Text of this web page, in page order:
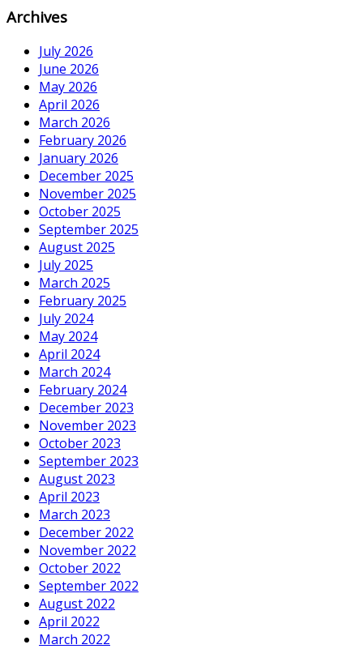
Archives
July 2026
June 2026
May 2026
April 2026
March 2026
February 2026
January 2026
December 2025
November 2025
October 2025
September 2025
August 2025
July 2025
March 2025
February 2025
July 2024
May 2024
April 2024
March 2024
February 2024
December 2023
November 2023
October 2023
September 2023
August 2023
April 2023
March 2023
December 2022
November 2022
October 2022
September 2022
August 2022
April 2022
March 2022